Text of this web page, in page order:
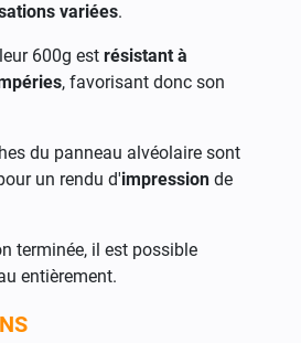
variées.
600g est résistant à
, favorisant donc son
du panneau alvéolaire sont
un rendu d'impression de
terminée, il est possible
entièrement.